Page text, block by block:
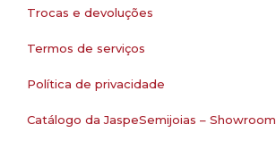
Trocas e devoluções
Termos de serviços
Política de privacidade
Catálogo da JaspeSemijoias – Showroom